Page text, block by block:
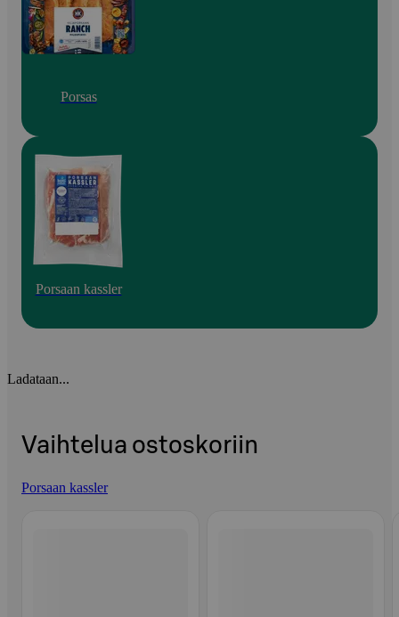
Porsas
Porsaan kassler
Ladataan...
Vaihtelua ostoskoriin
Porsaan kassler